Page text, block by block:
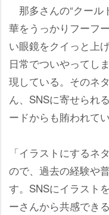
那多さんの“クール
華をうっかりフーフ
い眼鏡をクイっと上
日常でついやってし
現している。そのネ
ん、SNSに寄せられ
ードからも賄われてい
「イラストにするネ
ので、過去の経験や
す。SNSにイラスト
ーさんから共感でき